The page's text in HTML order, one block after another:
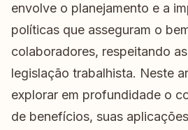
envolve o planejamento e a
políticas que asseguram o
colaboradores, respeitando
legislação trabalhista. Neste
explorar em profundidade o
de benefícios, suas